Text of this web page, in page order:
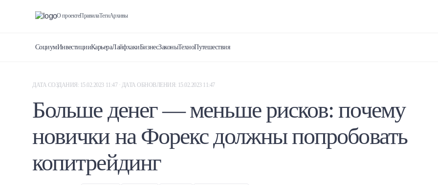
О проектеПравилаТегиАрхивы
СоциумИнвестицииКарьераЛайфхакиБизнесЗаконыТехноПутешествия
ДАТА СОЗДАНИЯ: 15.02.2023 11:47 · ДАТА ОБНОВЛЕНИЯ: 15.02.2023 11:47
Больше денег — меньше рисков: почему
новички на Форекс должны попробовать
копитрейдинг